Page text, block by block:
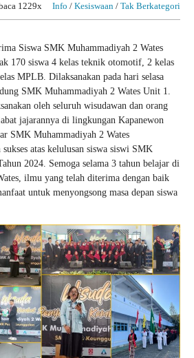
1229x Info / Kesiswaan / Tak Berkategori
Siswa SMK Muhammadiyah 2 Wates
170 siswa 4 kelas teknik otomotif, 2 kelas
MPLB. Dilaksanakan pada hari selasa
SMK Muhammadiyah 2 Wates Unit 1.
oleh seluruh wisudawan dan orang
jajarannya di lingkungan Kapanewon
SMK Muhammadiyah 2 Wates
sukses atas kelulusan siswa siswi SMK
2024. Semoga selama 3 tahun belajar di
ilmu yang telah diterima dengan baik
untuk menyongsong masa depan siswa